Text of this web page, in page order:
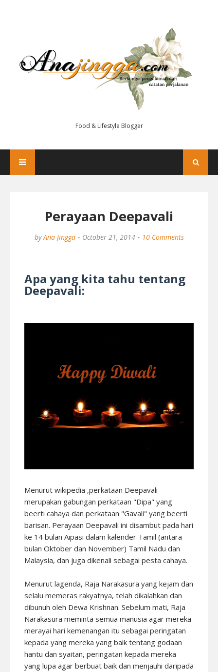
Food & Lifestyle Blogger
Perayaan Deepavali
by Ana Jingga October 21, 2014 10 Comments
Apa yang kita tahu tentang
Deepavali:
Menurut wikipedia ,perkataan Deepavali
merupakan gabungan perkataan "Dipa" yang
beerti cahaya dan perkataan "Gavali" yang beerti
barisan. Perayaan Deepavali ini disambut pada hari
ke 14 bulan Aipasi dalam kalender Tamil (antara
bulan Oktober dan November) Tamil Nadu dan
Malaysia, dan juga dikenali sebagai pesta cahaya.
Menurut lagenda, Raja Narakasura yang kejam dan
selalu memeras rakyatnya, telah dikalahkan dan
dibunuh oleh Dewa Krishnan. Sebelum mati, Raja
Narakasura meminta semua manusia agar mereka
merayai hari kemenangan itu sebagai peringatan
kepada yang mereka yang baik tentang godaan
hantu dan syaitan, peringatan kepada mereka
yang lupa agar berbuat baik dan menjauhi daripada